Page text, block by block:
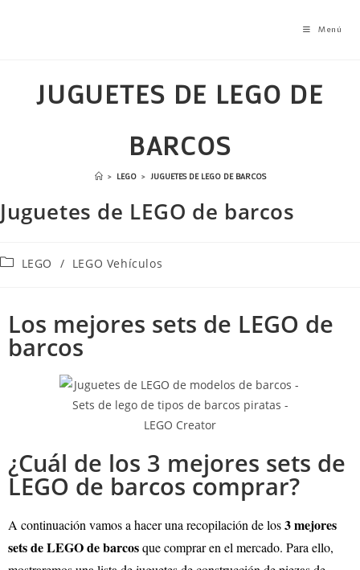
Menú
JUGUETES DE LEGO DE
BARCOS
> LEGO > JUGUETES DE LEGO DE BARCOS
Juguetes de LEGO de barcos
LEGO / LEGO Vehículos
Los mejores sets de LEGO de
barcos
¿Cuál de los 3 mejores sets de
LEGO de barcos comprar?
A continuación vamos a hacer una recopilación de los3 mejores
sets de LEGO de barcosque comprar en el mercado. Para ello,